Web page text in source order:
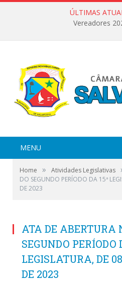
ÚLTIMAS
Vereadores
MENU
Home » Atividades Legislativas
DO SEGUNDO PERÍODO DA 15ª
DE 2023
ATA DE ABERTURA
SEGUNDO PERÍODO
LEGISLATURA, DE
DE 2023